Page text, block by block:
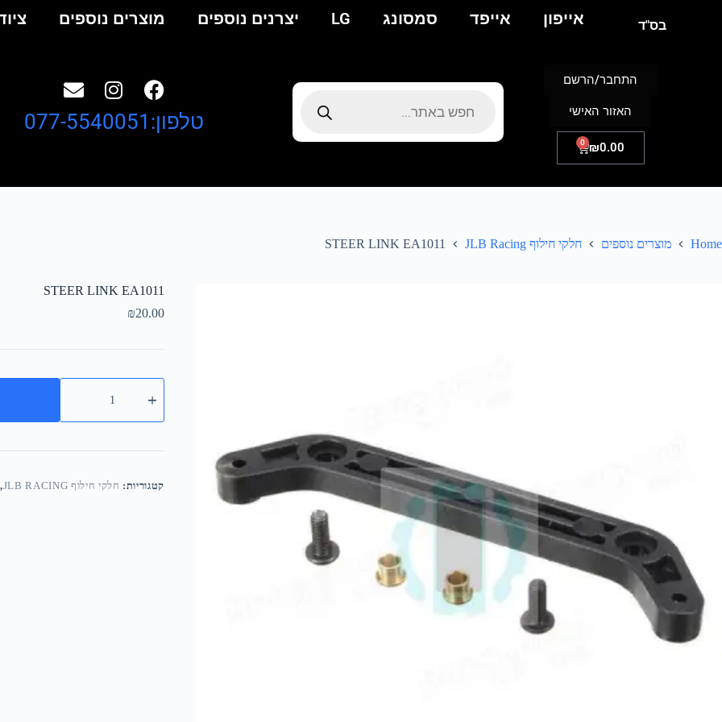
אייפון אייפד סמסונג LG יצרנים נוספים מוצרים נוספים בס"ד
₪0.00
0
התחבר/הרשם
האזור האישי טלפון:077-5540051
Home מוצרים נוספים חלקי חילוף JLB Racing STEER LINK EA1011
STEER LINK EA1011
₪20.00
קטגוריות: חלקי חילוף JLB RACING ,